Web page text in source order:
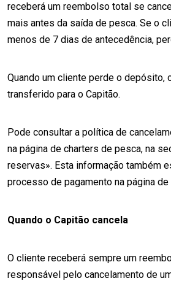
receberá um reembolso total se
mais antes da saída de pesca. Se o
menos de 7 dias de antecedência,
Quando um cliente perde o depósito,
transferido para o Capitão.
Pode consultar a política de
na página de charters de pesca, na
reservas». Esta informação também
processo de pagamento na página de
Quando o Capitão cancela
O cliente receberá sempre um
responsável pelo cancelamento de